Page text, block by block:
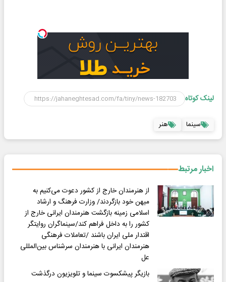
لینک کوتاه
سینما هنر
اخبار مرتبط
از هنرمندان خارج از کشور دعوت می‌کنیم به
میهن خود بازگردند/ وزارت فرهنگ و ارشاد
اسلامی زمینه بازگشت هنرمندان ایرانی خارج از
کشور را به داخل فراهم کند/سینماگران روایتگر
اقتدار ملی ایران باشند /تعاملات فرهنگی
هنرمندان ایرانی با هنرمندان سرشناس بین‌المللی
عل
بازیگر پیشکسوت سینما و تلویزیون درگذشت